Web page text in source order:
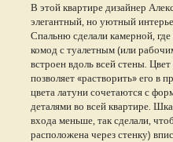
В этой квартире дизайнер
элегантный, но уютный
Спальню сделали камерной,
комод с туалетным (или
встроен вдоль всей стены.
позволяет «растворить» его в
цвета латуни сочетаются с
деталями во всей квартире.
входа меньше, так сделали,
расположена через стенку)